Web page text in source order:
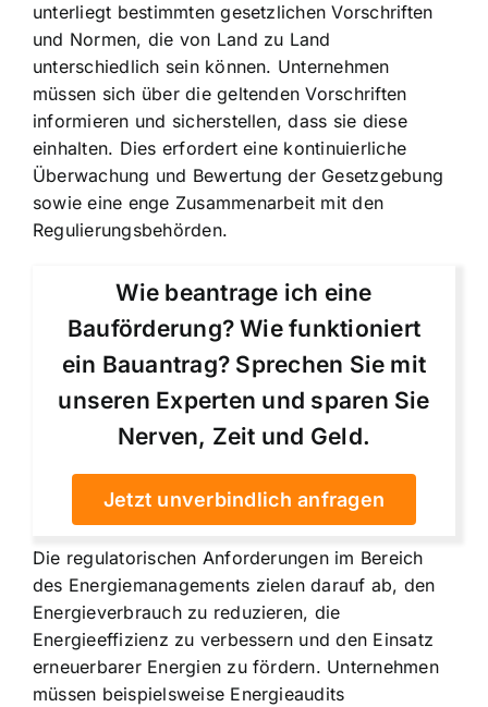
unterliegt bestimmten gesetzlichen Vorschriften
und Normen, die von Land zu Land
unterschiedlich sein können. Unternehmen
müssen sich über die geltenden Vorschriften
informieren und sicherstellen, dass sie diese
einhalten. Dies erfordert eine kontinuierliche
Überwachung und Bewertung der Gesetzgebung
sowie eine enge Zusammenarbeit mit den
Regulierungsbehörden.
Wie beantrage ich eine
Bauförderung? Wie funktioniert
ein Bauantrag? Sprechen Sie mit
unseren Experten und sparen Sie
Nerven, Zeit und Geld.
Jetzt unverbindlich anfragen
Die regulatorischen Anforderungen im Bereich
des Energiemanagements zielen darauf ab, den
Energieverbrauch zu reduzieren, die
Energieeffizienz zu verbessern und den Einsatz
erneuerbarer Energien zu fördern. Unternehmen
müssen beispielsweise Energieaudits